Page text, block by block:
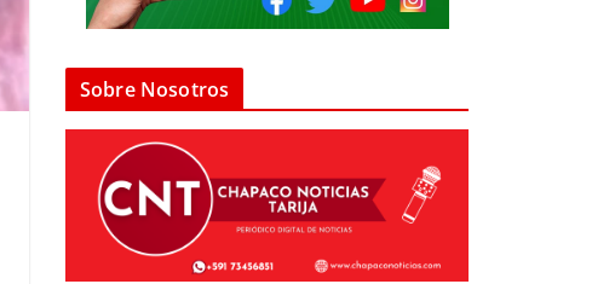
Sobre Nosotros